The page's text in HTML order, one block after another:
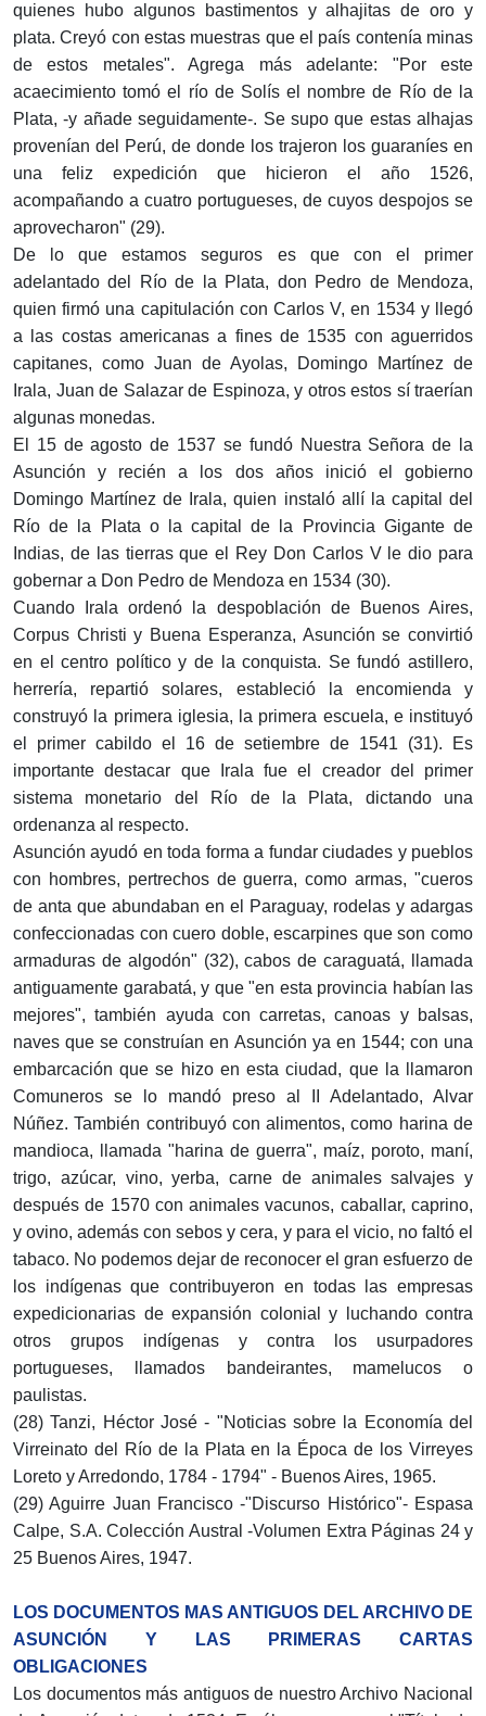
quienes hubo algunos bastimentos y alhajitas de oro y
plata. Creyó con estas muestras que el país contenía minas
de estos metales". Agrega más adelante: "Por este
acaecimiento tomó el río de Solís el nombre de Río de la
Plata, -y añade seguidamente-. Se supo que estas alhajas
provenían del Perú, de donde los trajeron los guaraníes en
una feliz expedición que hicieron el año 1526,
acompañando a cuatro portugueses, de cuyos despojos se
aprovecharon" (29).
De lo que estamos seguros es que con el primer
adelantado del Río de la Plata, don Pedro de Mendoza,
quien firmó una capitulación con Carlos V, en 1534 y llegó
a las costas americanas a fines de 1535 con aguerridos
capitanes, como Juan de Ayolas, Domingo Martínez de
Irala, Juan de Salazar de Espinoza, y otros estos sí traerían
algunas monedas.
El 15 de agosto de 1537 se fundó Nuestra Señora de la
Asunción y recién a los dos años inició el gobierno
Domingo Martínez de Irala, quien instaló allí la capital del
Río de la Plata o la capital de la Provincia Gigante de
Indias, de las tierras que el Rey Don Carlos V le dio para
gobernar a Don Pedro de Mendoza en 1534 (30).
Cuando Irala ordenó la despoblación de Buenos Aires,
Corpus Christi y Buena Esperanza, Asunción se convirtió
en el centro político y de la conquista. Se fundó astillero,
herrería, repartió solares, estableció la encomienda y
construyó la primera iglesia, la primera escuela, e instituyó
el primer cabildo el 16 de setiembre de 1541 (31). Es
importante destacar que Irala fue el creador del primer
sistema monetario del Río de la Plata, dictando una
ordenanza al respecto.
Asunción ayudó en toda forma a fundar ciudades y pueblos
con hombres, pertrechos de guerra, como armas, "cueros
de anta que abundaban en el Paraguay, rodelas y adargas
confeccionadas con cuero doble, escarpines que son como
armaduras de algodón" (32), cabos de caraguatá, llamada
antiguamente garabatá, y que "en esta provincia habían las
mejores", también ayuda con carretas, canoas y balsas,
naves que se construían en Asunción ya en 1544; con una
embarcación que se hizo en esta ciudad, que la llamaron
Comuneros se lo mandó preso al II Adelantado, Alvar
Núñez. También contribuyó con alimentos, como harina de
mandioca, llamada "harina de guerra", maíz, poroto, maní,
trigo, azúcar, vino, yerba, carne de animales salvajes y
después de 1570 con animales vacunos, caballar, caprino,
y ovino, además con sebos y cera, y para el vicio, no faltó el
tabaco. No podemos dejar de reconocer el gran esfuerzo de
los indígenas que contribuyeron en todas las empresas
expedicionarias de expansión colonial y luchando contra
otros grupos indígenas y contra los usurpadores
portugueses, llamados bandeirantes, mamelucos o
paulistas.
(28) Tanzi, Héctor José - "Noticias sobre la Economía del
Virreinato del Río de la Plata en la Época de los Virreyes
Loreto y Arredondo, 1784 - 1794" - Buenos Aires, 1965.
(29) Aguirre Juan Francisco -"Discurso Histórico"- Espasa
Calpe, S.A. Colección Austral -Volumen Extra Páginas 24 y
25 Buenos Aires, 1947.
LOS DOCUMENTOS MAS ANTIGUOS DEL ARCHIVO DE
ASUNCIÓN Y LAS PRIMERAS CARTAS
OBLIGACIONES
Los documentos más antiguos de nuestro Archivo Nacional